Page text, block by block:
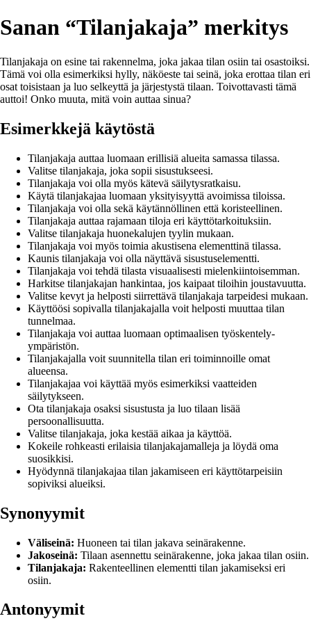
Sanan “Tilanjakaja” merkitys
Tilanjakaja on esine tai rakennelma, joka jakaa tilan osiin tai osastoiksi.
Tämä voi olla esimerkiksi hylly, näköeste tai seinä, joka erottaa tilan eri
osat toisistaan ja luo selkeyttä ja järjestystä tilaan. Toivottavasti tämä
auttoi! Onko muuta, mitä voin auttaa sinua?
Esimerkkejä käytöstä
Tilanjakaja auttaa luomaan erillisiä alueita samassa tilassa.
Valitse tilanjakaja, joka sopii sisustukseesi.
Tilanjakaja voi olla myös kätevä säilytysratkaisu.
Käytä tilanjakajaa luomaan yksityisyyttä avoimissa tiloissa.
Tilanjakaja voi olla sekä käytännöllinen että koristeellinen.
Tilanjakaja auttaa rajamaan tiloja eri käyttötarkoituksiin.
Valitse tilanjakaja huonekalujen tyylin mukaan.
Tilanjakaja voi myös toimia akustisena elementtinä tilassa.
Kaunis tilanjakaja voi olla näyttävä sisustuselementti.
Tilanjakaja voi tehdä tilasta visuaalisesti mielenkiintoisemman.
Harkitse tilanjakajan hankintaa, jos kaipaat tiloihin joustavuutta.
Valitse kevyt ja helposti siirrettävä tilanjakaja tarpeidesi mukaan.
Käyttöösi sopivalla tilanjakajalla voit helposti muuttaa tilan
tunnelmaa.
Tilanjakaja voi auttaa luomaan optimaalisen työskentely-
ympäristön.
Tilanjakajalla voit suunnitella tilan eri toiminnoille omat
alueensa.
Tilanjakajaa voi käyttää myös esimerkiksi vaatteiden
säilytykseen.
Ota tilanjakaja osaksi sisustusta ja luo tilaan lisää
persoonallisuutta.
Valitse tilanjakaja, joka kestää aikaa ja käyttöä.
Kokeile rohkeasti erilaisia tilanjakajamalleja ja löydä oma
suosikkisi.
Hyödynnä tilanjakajaa tilan jakamiseen eri käyttötarpeisiin
sopiviksi alueiksi.
Synonyymit
Väliseinä: Huoneen tai tilan jakava seinärakenne.
Jakoseinä: Tilaan asennettu seinärakenne, joka jakaa tilan osiin.
Tilanjakaja: Rakenteellinen elementti tilan jakamiseksi eri
osiin.
Antonyymit